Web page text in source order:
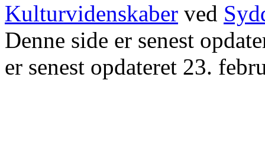
Kulturvidenskaber ved
Denne side er senest
er senest opdateret 23.